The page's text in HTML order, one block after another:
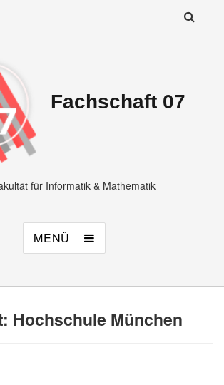
Fachschaft 07
für Informatik & Mathematik
MENÜ
Hochschule München